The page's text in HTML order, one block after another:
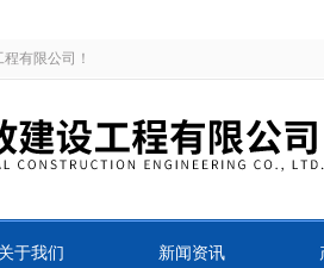
有限公司！
关于我们 新闻资讯